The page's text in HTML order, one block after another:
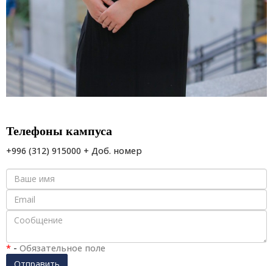
Телефоны кампуса
+996 (312) 915000 + Доб. номер
* - Обязательное поле